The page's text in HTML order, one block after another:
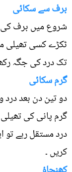
برف سے سکائی
شروع میں برف کی
ٹکڑے کسی تھیلی
تک درد کی جگہ
گرم سکائی
دو تین دن بعد
گرم پانی کی
درد مستقل رہے تو
کریں ۔